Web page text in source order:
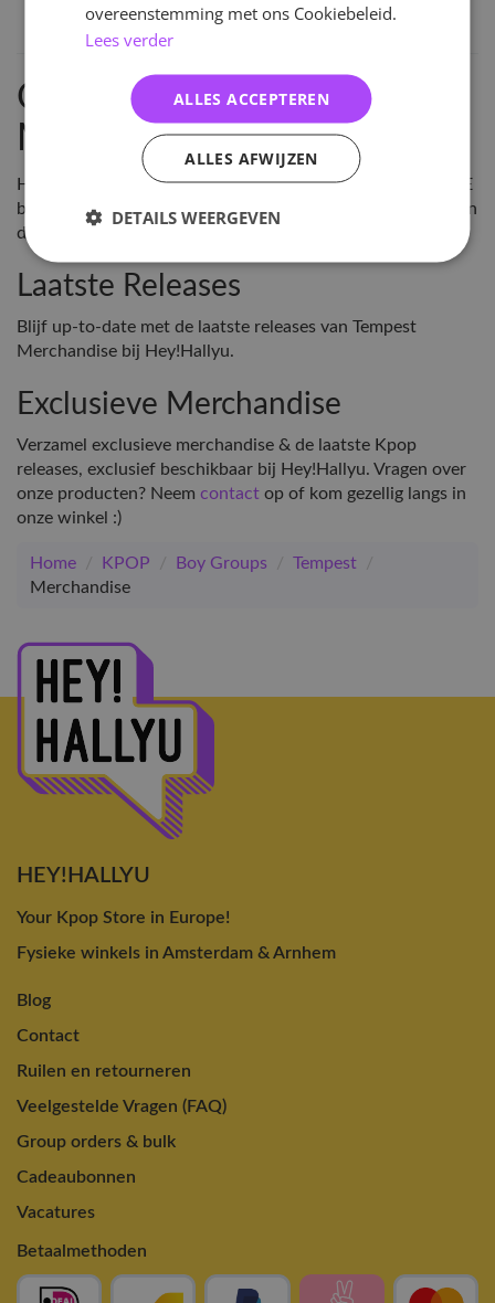
Ontdek Tempest
Merchandise
Hey!Hallyu is de grootste leverancier van KPOP in NL & BE
bestel Tempest Merchandise en vele andere KPOP artikelen
direct online of kom langs in onze winkel in Arnhem!
Laatste Releases
Blijf up-to-date met de laatste releases van Tempest
Merchandise bij Hey!Hallyu.
Exclusieve Merchandise
Verzamel exclusieve merchandise & de laatste Kpop
releases, exclusief beschikbaar bij Hey!Hallyu. Vragen over
onze producten? Neem contact op of kom gezellig langs in
onze winkel :)
Home / KPOP / Boy Groups / Tempest
/
Merchandise
HEY!HALLYU
Your Kpop Store in Europe!
Fysieke winkels in Amsterdam & Arnhem
Blog
Contact
Ruilen en retourneren
Veelgestelde Vragen (FAQ)
Group orders & bulk
Cadeaubonnen
Vacatures
Betaalmethoden
overeenstemming met ons Cookiebeleid.
Lees verder
ALLES ACCEPTEREN
ALLES AFWIJZEN
DETAILS WEERGEVEN